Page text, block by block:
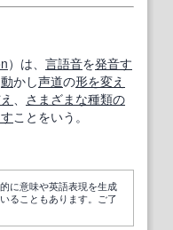
）は、 言語音を発音す
動かし声道の形を変え
さまざまな種類の
ことをいう。
に意味や英語表現を生成
ることもあります。ご了